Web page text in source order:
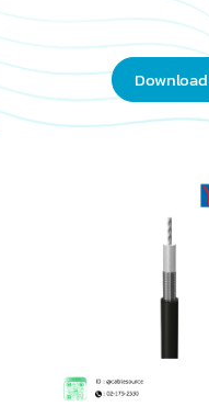
Download